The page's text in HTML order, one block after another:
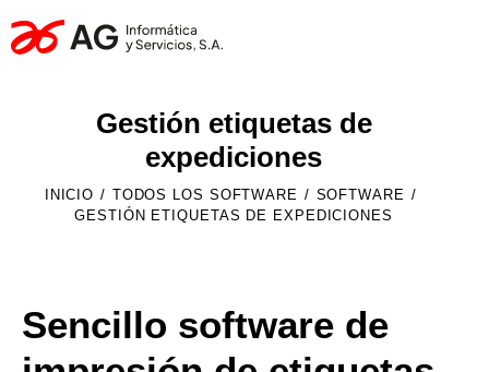
Gestión etiquetas de
expediciones
INICIO TODOS LOS SOFTWARE
SOFTWARE
GESTIÓN ETIQUETAS DE EXPEDICIONES
Sencillo software de